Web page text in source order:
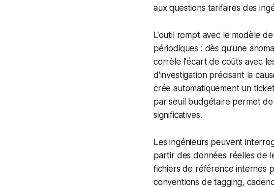
aux questions tarifaires des
L'outil rompt avec le modèle
périodiques : dès qu'une
corrèle l'écart de coûts avec
d'investigation précisant la
crée automatiquement un
par seuil budgétaire permet
significatives.
Les ingénieurs peuvent
partir des données réelles de
fichiers de référence internes
conventions de tagging,